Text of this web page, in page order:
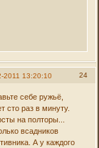
24
2011 13:20:10
себе ружьё,
сто раз в минуту.
на полторы...
всадников
А у каждого